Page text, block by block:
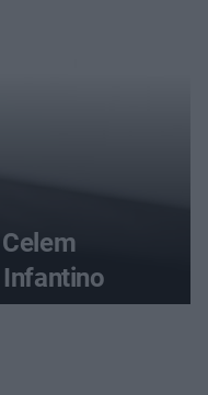
Infantino